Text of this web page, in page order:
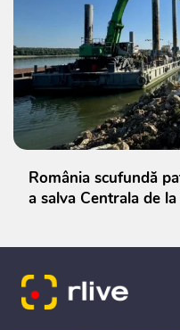
România scufundă
a salva Centrala de